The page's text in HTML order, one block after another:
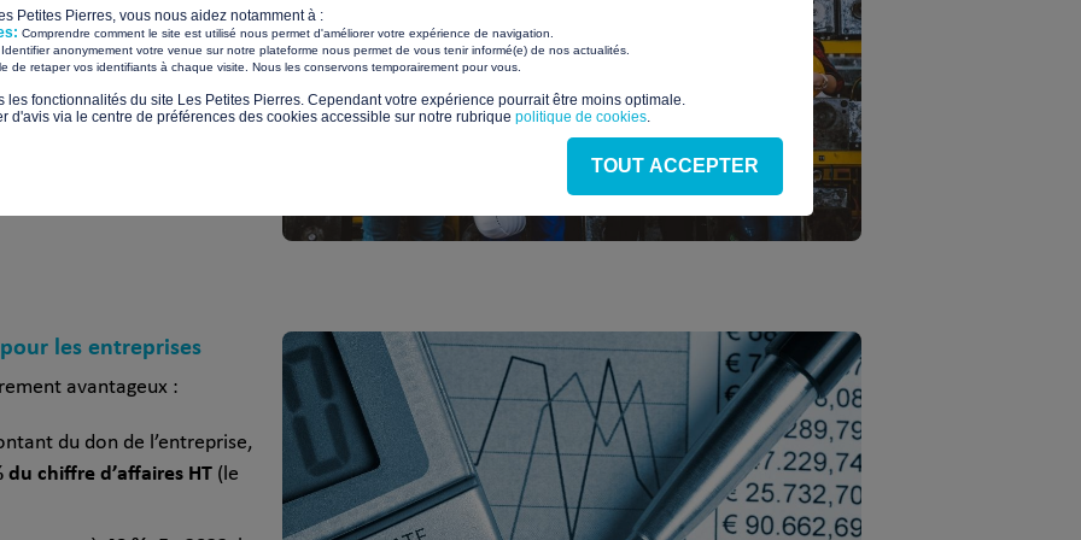
plus accessible et engagée.
renforcent la
sur le marché
les talents recherchent
devient un critère de
les entreprises
avantageux :
du don de l’entreprise,
du chiffre d’affaires HT (le
Petites Pierres, vous nous aidez notamment à :
Comprendre comment le site est utilisé nous permet d'améliorer votre expérience de navigation.
Identifier anonymement votre venue sur notre plateforme nous permet de vous tenir informé(e) de nos actualités.
de retaper vos identifiants à chaque visite. Nous les conservons temporairement pour vous.
les fonctionnalités du site Les Petites Pierres. Cependant votre expérience pourrait être moins optimale.​
d'avis via le centre de préférences des cookies accessible sur notre rubrique politique de cookies
TOUT ACCEPTER